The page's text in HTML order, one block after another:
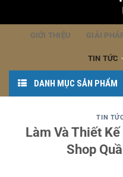
GIỚI THIỆU GIẢI
TIN TỨC
DANH MỤC SẢN PHẨM
TIN
Làm Và Thiết
Shop